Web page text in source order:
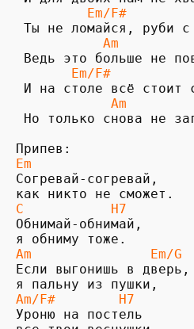
Em/F#
Am
Em/F#
            Am
Но только снова не
Согревай-согревай,
С
H7
Обнимай-обнимай,
Am               Em/G
Если выгонишь в дверь,
Am/F#        H7
Уроню на постель